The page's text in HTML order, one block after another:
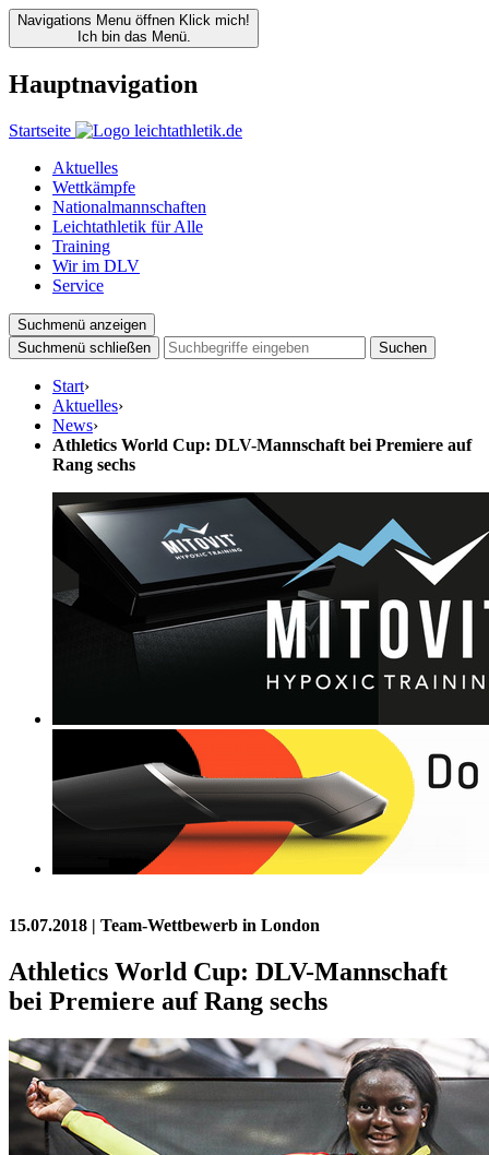
Navigations Menu öffnen Klick mich!
Ich bin das Menü.
Hauptnavigation
Startseite
Aktuelles
Wettkämpfe
Nationalmannschaften
Leichtathletik für Alle
Training
Wir im DLV
Service
Suchmenü anzeigen
Suchmenü schließen
Suchen
Start›
Aktuelles›
News›
Athletics World Cup: DLV-Mannschaft bei Premiere auf
Rang sechs
15.07.2018 | Team-Wettbewerb in London
Athletics World Cup: DLV-Mannschaft
bei Premiere auf Rang sechs